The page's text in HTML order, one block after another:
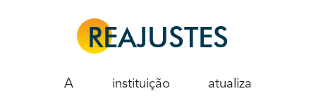
REAJUSTES
A instituição atualiza